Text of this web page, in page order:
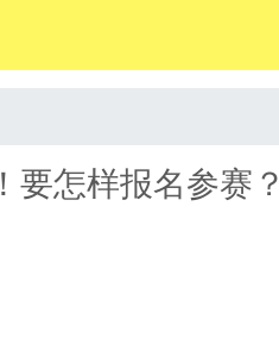
怎样报名参赛？